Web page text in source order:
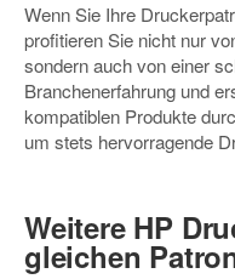
Wenn Sie Ihre
profitieren Sie nicht nur
sondern auch von einer
Branchenerfahrung und
kompatiblen Produkte
um stets hervorragende
Weitere HP
gleichen